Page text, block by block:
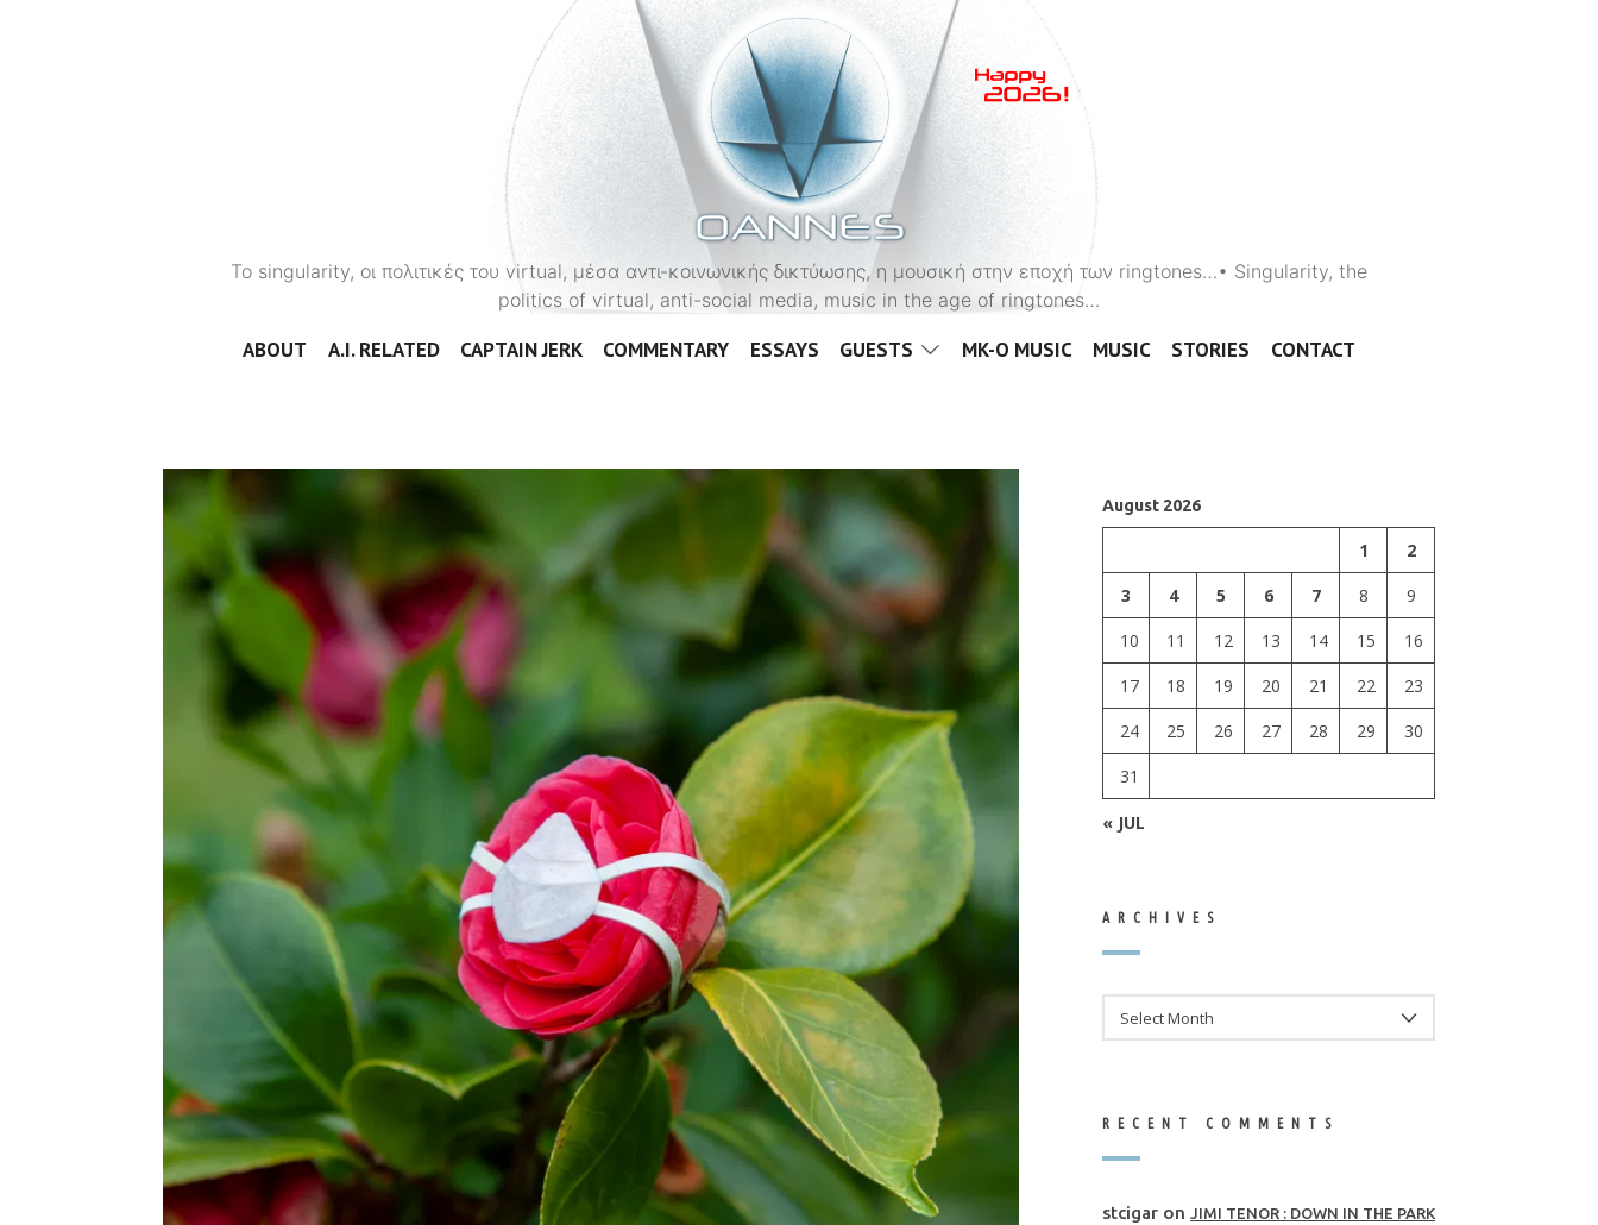
OANNES
To singularity, οι πολιτικές του virtual, μέσα αντι-κοινωνικής δικτύωσης, η μουσική στην εποχή των ringtones…• Singularity, the
politics of virtual, anti-social media, music in the age of ringtones…
ABOUT A.I. RELATED CAPTAIN JERK COMMENTARY ESSAYS GUESTS MK-O MUSIC MUSIC STORIES CONTACT
August 2026
1
2
3
4 5 6 7 8
9
10
11 12 13 14 15
16
17
18 19 20 21 22
23
24
25 26 27 28 29
30
31
« JUL
ARCHIVES
RECENT COMMENTS
stcigar on
JIMI TENOR : DOWN IN THE PARK